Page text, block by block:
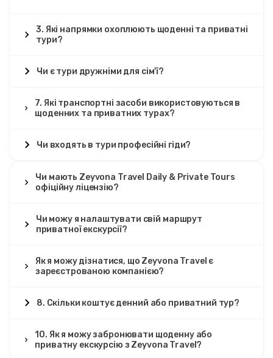
3. Які напрямки охоплюють щоденні та приватні
тури?
Чи є тури дружніми для сім'ї?
7. Які транспортні засоби використовуються в
щоденних та приватних турах?
Чи входять в тури професійні гіди?
Чи мають Zeyvona Travel Daily & Private Tours
офіційну ліцензію?
Чи можу я налаштувати свій маршрут
приватної екскурсії?
Як я можу дізнатися, що Zeyvona Travel є
зареєстрованою компанією?
8. Скільки коштує денний або приватний тур?
10. Як я можу забронювати щоденну або
приватну екскурсію з Zeyvona Travel?